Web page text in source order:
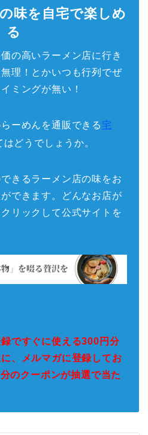
味を自宅で楽しめ
る
の高いラーメン店に行き
理！とかいつも行列でぜ
ミングが無い！
ーめんを通販できる宅
どうでしょうか。
きるラーメン店の味をお
できます。どんなお店が
リックして公式サイトを
ですぐに使える300円分
、メルマガに登録してお
のクーポンが抽選で当た